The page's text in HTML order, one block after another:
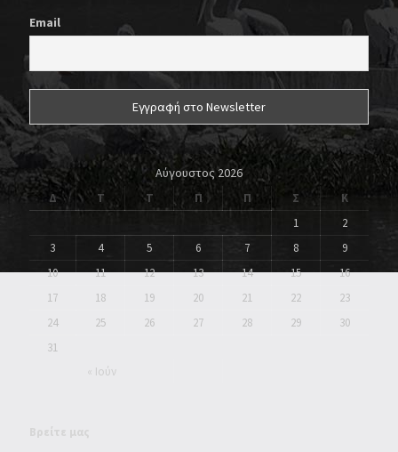
Email
Αύγουστος 2026
Δ Τ Τ Π Π Σ Κ
« Ιούν
1
2
3
4 5 6 7 8
9
10
11 12 13 14 15
16
17
18 19 20 21 22
23
24
25 26 27 28 29
30
31